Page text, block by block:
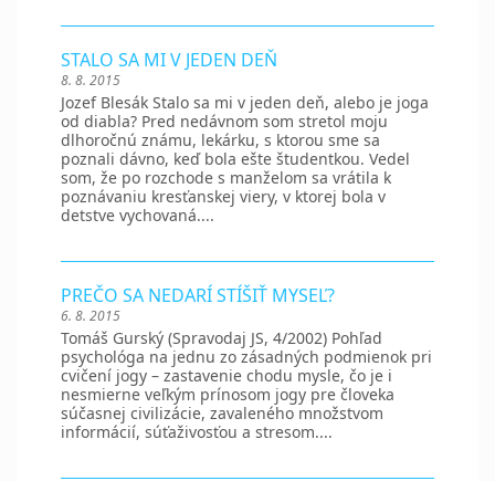
STALO SA MI V JEDEN DEŇ
8. 8. 2015
Jozef Blesák Stalo sa mi v jeden deň, alebo je joga
od diabla? Pred nedávnom som stretol moju
dlhoročnú známu, lekárku, s ktorou sme sa
poznali dávno, keď bola ešte študentkou. Vedel
som, že po rozchode s manželom sa vrátila k
poznávaniu kresťanskej viery, v ktorej bola v
detstve vychovaná....
PREČO SA NEDARÍ STÍŠIŤ MYSEĽ?
6. 8. 2015
Tomáš Gurský (Spravodaj JS, 4/2002) Pohľad
psychológa na jednu zo zásadných podmienok pri
cvičení jogy – zastavenie chodu mysle, čo je i
nesmierne veľkým prínosom jogy pre človeka
súčasnej civilizácie, zavaleného množstvom
informácií, súťaživosťou a stresom....